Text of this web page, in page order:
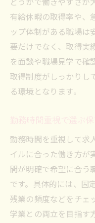
有給休暇の取得率や、
ップ体制がある職場は
要だけでなく、取得実
を面談や職場見学で確
取得制度がしっかりし
る環境となります。
勤務時間重視で選ぶ
勤務時間を重視して求
イルに合った働き方が
間が明確で希望に合う
です。具体的には、固
残業の頻度などをチェ
学業との両立を目指す